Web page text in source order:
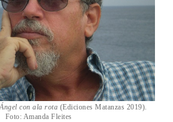
Ángel con ala rota (Ediciones Matanzas 2019).
Foto: Amanda Fleites